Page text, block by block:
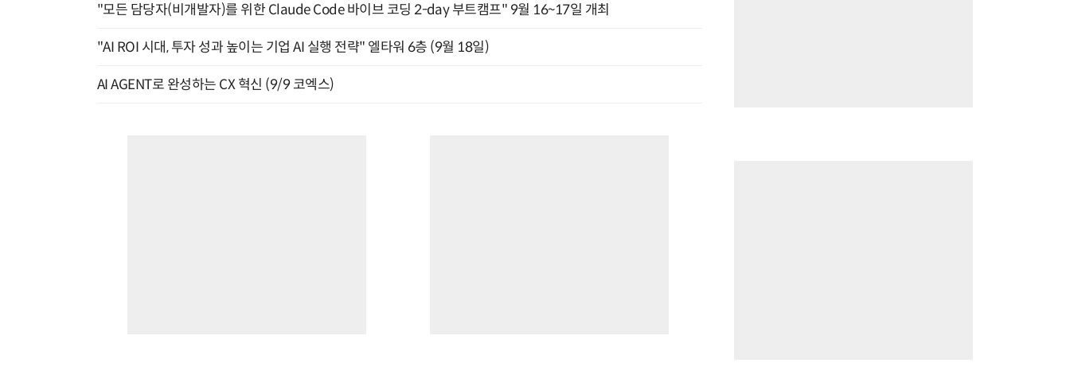
"모든 담당자(비개발자)를 위한 Claude Code 바이브 코딩 2-day 부트캠프" 9월 16~17일 개최
"AI ROI 시대, 투자 성과 높이는 기업 AI 실행 전략" 엘타워 6층 (9월 18일)
AI AGENT로 완성하는 CX 혁신 (9/9 코엑스)